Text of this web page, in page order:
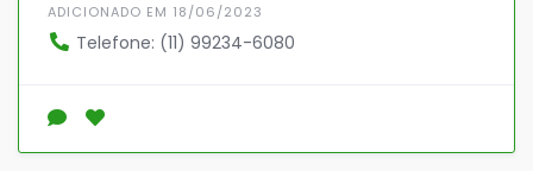
ADICIONADO EM 18/06/2023
Telefone: (11) 99234-6080